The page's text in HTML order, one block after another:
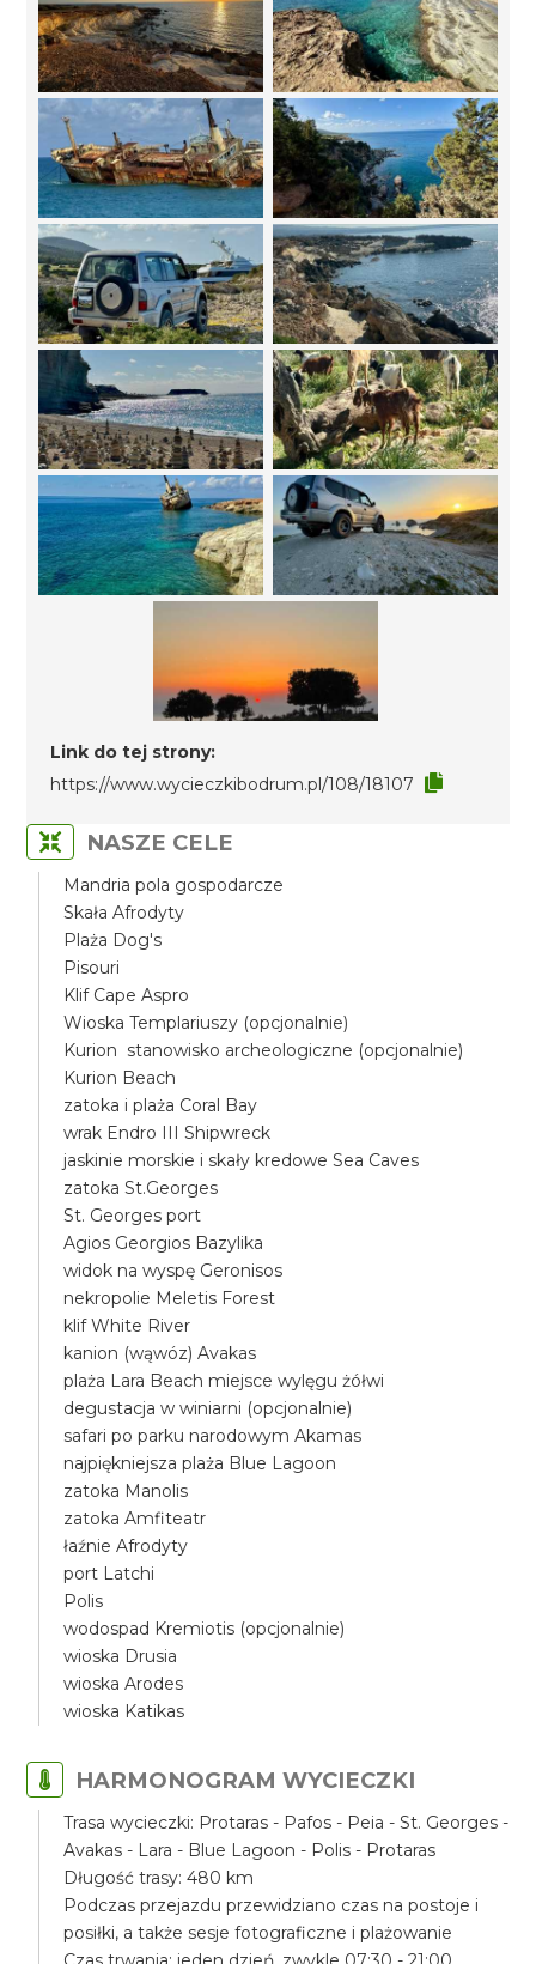
Link do tej strony:
https://www.wycieczkibodrum.pl/108/18107
NASZE CELE
Mandria pola gospodarcze
Skała Afrodyty
Plaża Dog's
Pisouri
Klif Cape Aspro
Wioska Templariuszy (opcjonalnie)
Kurion stanowisko archeologiczne (opcjonalnie)
Kurion Beach
zatoka i plaża Coral Bay
wrak Endro III Shipwreck
jaskinie morskie i skały kredowe Sea Caves
zatoka St.Georges
St. Georges port
Agios Georgios Bazylika
widok na wyspę Geronisos
nekropolie Meletis Forest
klif White River
kanion (wąwóz) Avakas
plaża Lara Beach miejsce wylęgu żółwi
degustacja w winiarni (opcjonalnie)
safari po parku narodowym Akamas
najpiękniejsza plaża Blue Lagoon
zatoka Manolis
zatoka Amfiteatr
łaźnie Afrodyty
port Latchi
Polis
wodospad Kremiotis (opcjonalnie)
wioska Drusia
wioska Arodes
wioska Katikas
HARMONOGRAM WYCIECZKI
Trasa wycieczki: Protaras - Pafos - Peia - St. Georges -
Avakas - Lara - Blue Lagoon - Polis - Protaras
Długość trasy: 480 km
Podczas przejazdu przewidziano czas na postoje i
posiłki, a także sesje fotograficzne i plażowanie